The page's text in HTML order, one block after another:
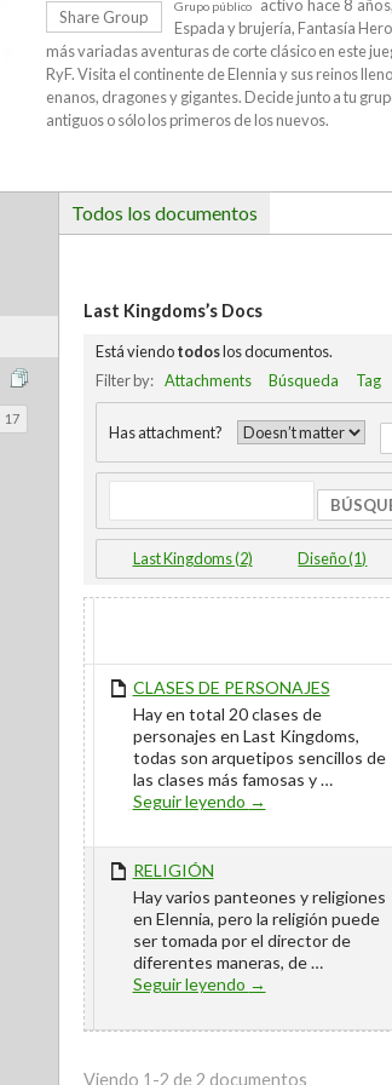
Share Group
Grupo público
activo hace 8
Espada y brujería, Fantasía
más variadas aventuras de corte clásico en este
RyF. Visita el continente de Elennia y sus reinos
enanos, dragones y gigantes. Decide junto a tu
antiguos o sólo los primeros de los nuevos.
17
Todos los documentos
Last Kingdoms’s Docs
Está viendotodoslos documentos.
Filter by: Attachments Búsqueda Tag
Has attachment?
Last Kingdoms (2) Diseño (1)
CLASES DE PERSONAJES
Hay en total 20 clases de
personajes en Last Kingdoms,
todas son arquetipos sencillos de
las clases más famosas y …
Seguir leyendo CLASES DE
→
RELIGIÓN
Hay varios panteones y religiones
en Elennia, pero la religión puede
ser tomada por el director de
diferentes maneras, de …
Seguir leyendo RELIGIÓN
→
Viendo 1-2 de 2 documentos